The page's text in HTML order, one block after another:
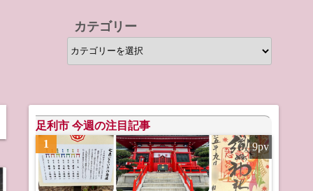
ル
・ビジネスホテル
カテゴリー
カ
テ
ー
足利市 今週の注目記事
1
9pv